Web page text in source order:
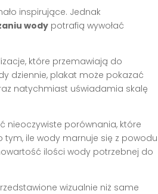
inspirujące. Jednak
wody potrafią wywołać
które przemawiają do
dziennie, plakat może pokazać
natychmiast uświadamia skalę
nieoczywiste porównania, które
ile wody marnuje się z powodu
ilości wody potrzebnej do
wizualnie niż same